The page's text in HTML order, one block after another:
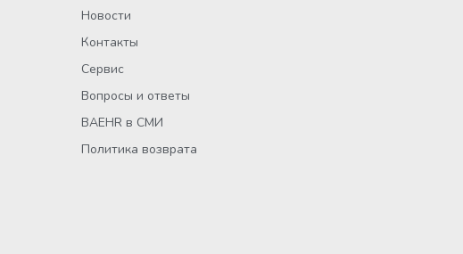
Новости
Контакты
Сервис
Вопросы и ответы
BAEHR в СМИ
Политика возврата